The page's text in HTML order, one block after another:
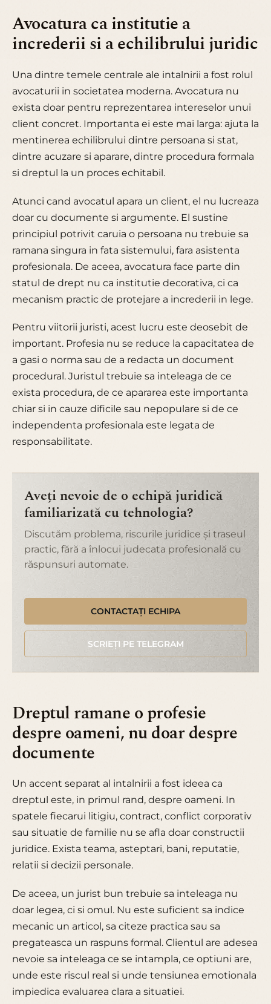
Avocatura ca institutie a
increderii si a echilibrului juridic
Una dintre temele centrale ale intalnirii a fost rolul
avocaturii in societatea moderna. Avocatura nu
exista doar pentru reprezentarea intereselor unui
client concret. Importanta ei este mai larga: ajuta la
mentinerea echilibrului dintre persoana si stat,
dintre acuzare si aparare, dintre procedura formala
si dreptul la un proces echitabil.
Atunci cand avocatul apara un client, el nu lucreaza
doar cu documente si argumente. El sustine
principiul potrivit caruia o persoana nu trebuie sa
ramana singura in fata sistemului, fara asistenta
profesionala. De aceea, avocatura face parte din
statul de drept nu ca institutie decorativa, ci ca
mecanism practic de protejare a increderii in lege.
Pentru viitorii juristi, acest lucru este deosebit de
important. Profesia nu se reduce la capacitatea de
a gasi o norma sau de a redacta un document
procedural. Juristul trebuie sa inteleaga de ce
exista procedura, de ce apararea este importanta
chiar si in cauze dificile sau nepopulare si de ce
independenta profesionala este legata de
responsabilitate.
Aveți nevoie de o echipă juridică
familiarizată cu tehnologia?
Discutăm problema, riscurile juridice și traseul
practic, fără a înlocui judecata profesională cu
răspunsuri automate.
CONTACTAȚI ECHIPA
SCRIEȚI PE TELEGRAM
Dreptul ramane o profesie
despre oameni, nu doar despre
documente
Un accent separat al intalnirii a fost ideea ca
dreptul este, in primul rand, despre oameni. In
spatele fiecarui litigiu, contract, conflict corporativ
sau situatie de familie nu se afla doar constructii
juridice. Exista teama, asteptari, bani, reputatie,
relatii si decizii personale.
De aceea, un jurist bun trebuie sa inteleaga nu
doar legea, ci si omul. Nu este suficient sa indice
mecanic un articol, sa citeze practica sau sa
pregateasca un raspuns formal. Clientul are adesea
nevoie sa inteleaga ce se intampla, ce optiuni are,
unde este riscul real si unde tensiunea emotionala
impiedica evaluarea clara a situatiei.